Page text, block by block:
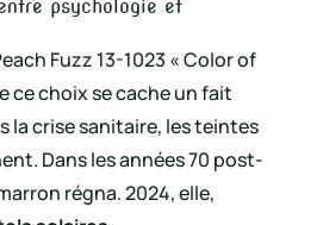
psychologie et
Fuzz 13-1023 « Color of
ce choix se cache un fait
la crise sanitaire, les teintes
Dans les années 70 post-
régna. 2024, elle,